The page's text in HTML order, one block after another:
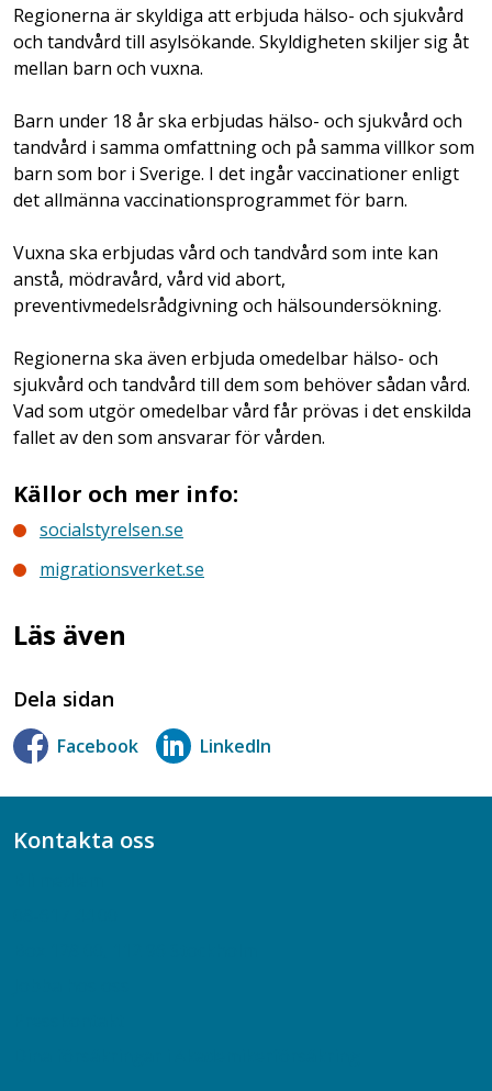
Regionerna är skyldiga att erbjuda hälso- och sjukvård
och tandvård till asylsökande. Skyldigheten skiljer sig åt
mellan barn och vuxna.
Barn under 18 år ska erbjudas hälso- och sjukvård och
tandvård i samma omfattning och på samma villkor som
barn som bor i Sverige. I det ingår vaccinationer enligt
det allmänna vaccinationsprogrammet för barn.
Vuxna ska erbjudas vård och tandvård som inte kan
anstå, mödravård, vård vid abort,
preventivmedelsrådgivning och hälsoundersökning.
Regionerna ska även erbjuda omedelbar hälso- och
sjukvård och tandvård till dem som behöver sådan vård.
Vad som utgör omedelbar vård får prövas i det enskilda
fallet av den som ansvarar för vården.
Källor och mer info:
socialstyrelsen.se
migrationsverket.se
Läs även
Dela sidan
Facebook LinkedIn
Kontakta oss